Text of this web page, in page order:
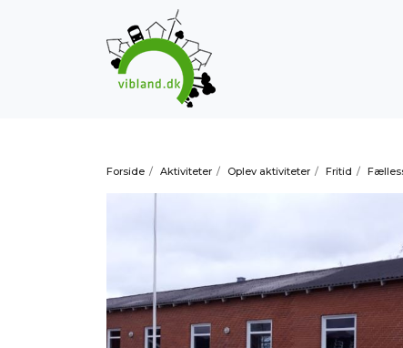
Forside / Aktiviteter / Oplev aktiviteter / Fritid /